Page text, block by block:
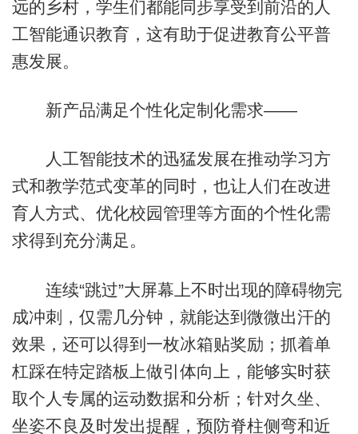
远的乡村，学生们都能同步享受到前沿的人
工智能通识教育，这有助于促进教育公平普
惠发展。
新产品满足个性化定制化需求——
人工智能技术的迅猛发展在推动学习方
式和教学范式变革的同时，也让人们在改进
育人方式、优化校园管理等方面的个性化需
求得到充分满足。
连续“跳过”大屏幕上不时出现的障碍物完
成冲刺，仅需几分钟，就能达到微微出汗的
效果，还可以得到一枚冰箱贴奖励；抓着单
杠踩在特定踏板上做引体向上，能够实时获
取个人专属的运动数据和分析；针对久坐、
坐姿不良及时发出提醒，预防脊柱侧弯和近